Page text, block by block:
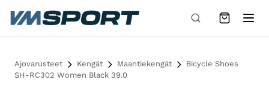
Siirry sisältöön
Ajovarusteet Kengät Maantiekengät
Bicycle Shoes
SH-RC302 Women Black 39.0